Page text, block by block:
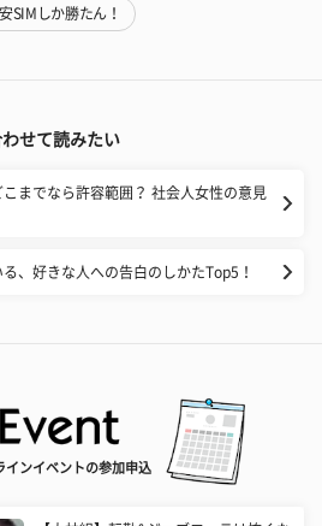
SIMしか勝たん！
せて読みたい
までなら許容範囲？ 社会人女性の意見
、好きな人への告白のしかたTop5！
インイベントの参加申込